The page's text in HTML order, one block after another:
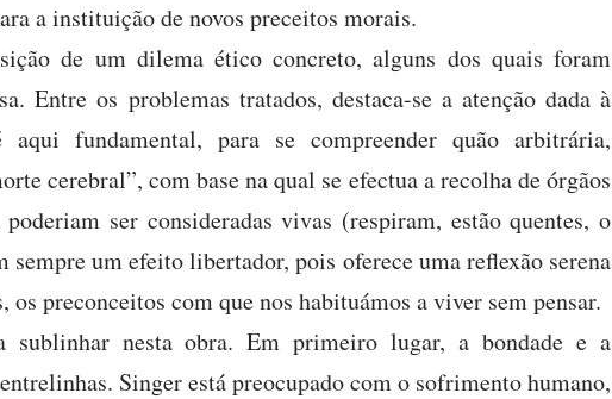
a instituição de novos preceitos morais.
de um dilema ético concreto, alguns dos quais foram
Entre os problemas tratados, destaca-se a atenção dada à
fundamental, para se compreender quão arbitrária,
cerebral”, com base na qual se efectua a recolha de órgãos
ser consideradas vivas (respiram, estão quentes, o
um efeito libertador, pois oferece uma reflexão serena
os preconceitos com que nos habituámos a viver sem pensar.
sublinhar nesta obra. Em primeiro lugar, a bondade e a
Singer está preocupado com o sofrimento humano,